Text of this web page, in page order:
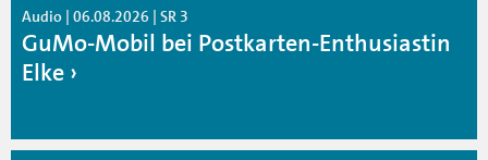
Audio | 06.08.2026 | SR 3
GuMo-Mobil bei Postkarten-Enthusiastin
Elke